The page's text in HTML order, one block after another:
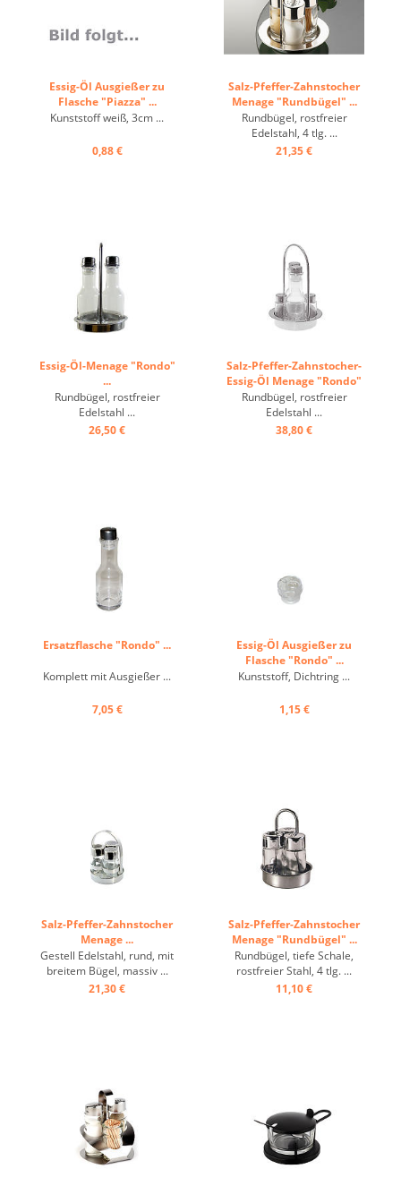
Essig-Öl Ausgießer zu
Flasche "Piazza" ...
Kunststoff weiß, 3cm ...
0,88 €
Salz-Pfeffer-Zahnstocher
Menage "Rundbügel" ...
Rundbügel, rostfreier
Edelstahl, 4 tlg. ...
21,35 €
Essig-Öl-Menage "Rondo"
...
Rundbügel, rostfreier
Edelstahl ...
26,50 €
Salz-Pfeffer-Zahnstocher-
Essig-Öl Menage "Rondo"
...
Rundbügel, rostfreier
Edelstahl ...
38,80 €
Ersatzflasche "Rondo" ...
Komplett mit Ausgießer ...
7,05 €
Essig-Öl Ausgießer zu
Flasche "Rondo" ...
Kunststoff, Dichtring ...
1,15 €
Salz-Pfeffer-Zahnstocher
Menage ...
Gestell Edelstahl, rund, mit
breitem Bügel, massiv ...
21,30 €
Salz-Pfeffer-Zahnstocher
Menage "Rundbügel" ...
Rundbügel, tiefe Schale,
rostfreier Stahl, 4 tlg. ...
11,10 €